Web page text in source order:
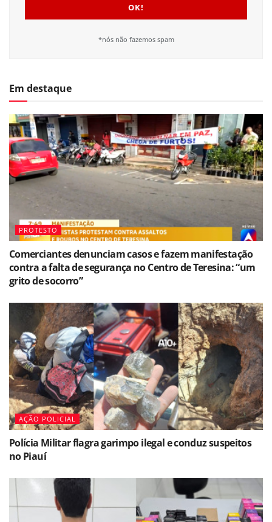
*nós não fazemos spam
Em destaque
PROTESTO
Comerciantes denunciam casos e fazem manifestação
contra a falta de segurança no Centro de Teresina: “um
grito de socorro”
AÇÃO POLICIAL
Polícia Militar flagra garimpo ilegal e conduz suspeitos
no Piauí